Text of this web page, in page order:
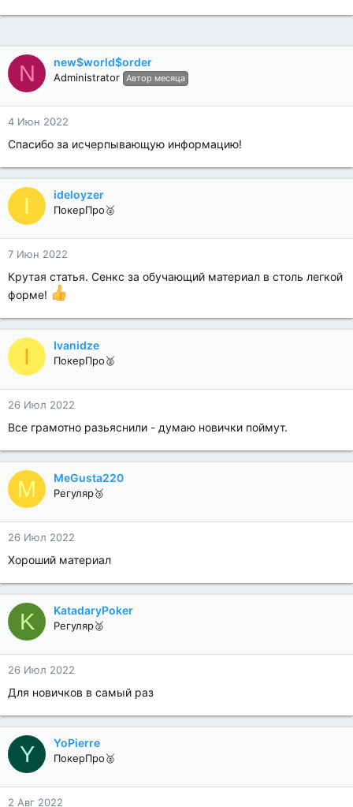
N new$world$order
Administrator Автор месяца
4 Июн 2022
Спасибо за исчерпывающую информацию!
I ideloyzer
ПокерПро🥈
7 Июн 2022
Крутая статья. Cенкс за обучающий материал в столь легкой
форме!
I Ivanidze
ПокерПро🥈
26 Июл 2022
Все грамотно разьяснили - думаю новички поймут.
M MeGusta220
Регуляр🥉
26 Июл 2022
Хороший материал
K KatadaryPoker
Регуляр🥈
26 Июл 2022
Для новичков в самый раз
Y YoPierre
ПокерПро🥈
2 Авг 2022